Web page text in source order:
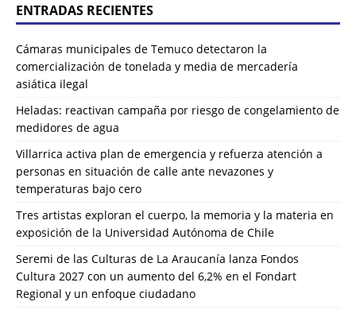
ENTRADAS RECIENTES
Cámaras municipales de Temuco detectaron la
comercialización de tonelada y media de mercadería
asiática ilegal
Heladas: reactivan campaña por riesgo de congelamiento de
medidores de agua
Villarrica activa plan de emergencia y refuerza atención a
personas en situación de calle ante nevazones y
temperaturas bajo cero
Tres artistas exploran el cuerpo, la memoria y la materia en
exposición de la Universidad Autónoma de Chile
Seremi de las Culturas de La Araucanía lanza Fondos
Cultura 2027 con un aumento del 6,2% en el Fondart
Regional y un enfoque ciudadano